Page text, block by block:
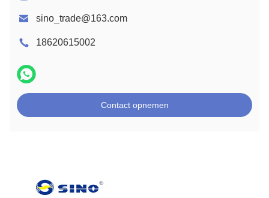
sino_trade@163.com
18620615002
Contact opnemen